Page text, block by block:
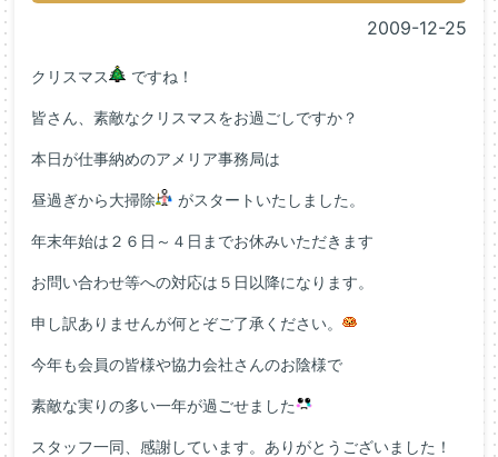
2009-12-25
クリスマス ですね！
皆さん、素敵なクリスマスをお過ごしですか？
本日が仕事納めのアメリア事務局は
昼過ぎから大掃除 がスタートいたしました。
年末年始は２６日～４日までお休みいただきます
お問い合わせ等への対応は５日以降になります。
申し訳ありませんが何とぞご了承ください。
今年も会員の皆様や協力会社さんのお陰様で
素敵な実りの多い一年が過ごせました
スタッフ一同、感謝しています。ありがとうございました！